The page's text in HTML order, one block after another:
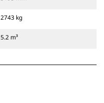
2743 kg
5.2 m³